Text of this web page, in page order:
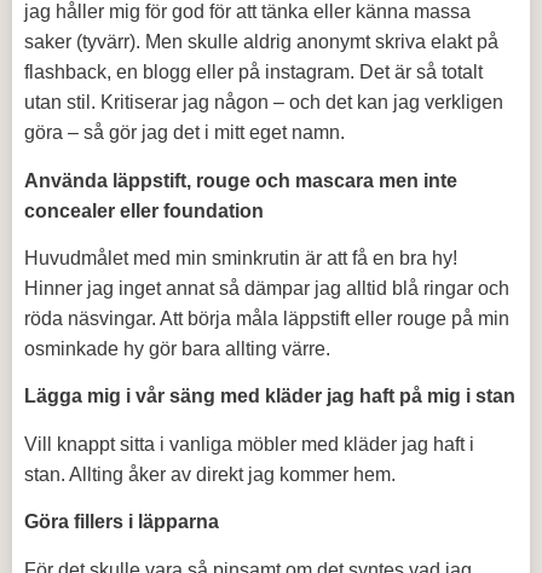
jag håller mig för god för att tänka eller känna massa
saker (tyvärr). Men skulle aldrig anonymt skriva elakt på
flashback, en blogg eller på instagram. Det är så totalt
utan stil. Kritiserar jag någon – och det kan jag verkligen
göra – så gör jag det i mitt eget namn.
Använda läppstift, rouge och mascara men inte
concealer eller foundation
Huvudmålet med min sminkrutin är att få en bra hy!
Hinner jag inget annat så dämpar jag alltid blå ringar och
röda näsvingar. Att börja måla läppstift eller rouge på min
osminkade hy gör bara allting värre.
Lägga mig i vår säng med kläder jag haft på mig i stan
Vill knappt sitta i vanliga möbler med kläder jag haft i
stan. Allting åker av direkt jag kommer hem.
Göra fillers i läpparna